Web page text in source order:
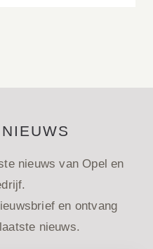
nieuws van Opel en
en ontvang
nieuws.